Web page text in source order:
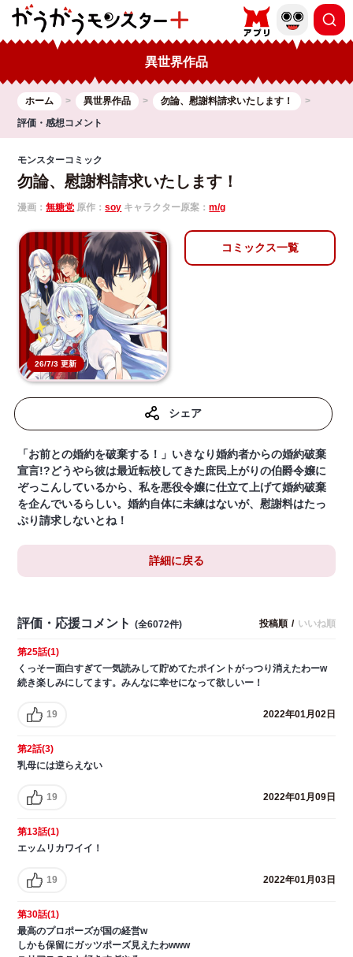
異世界作品
ホーム 異世界作品
勿論、慰謝料請求いたします！
評価・感想コメント
モンスターコミック
勿論、慰謝料請求いたします！
漫画：無糖党 原作：soy キャラクター原案：m/g
26/7/3 更新
コミックス一覧
シェア
「お前との婚約を破棄する！」いきなり婚約者からの婚約破棄
宣言!?どうやら彼は最近転校してきた庶民上がりの伯爵令嬢に
ぞっこんしているから、私を悪役令嬢に仕立て上げて婚約破棄
を企んでいるらしい。婚約自体に未練はないが、慰謝料はたっ
ぷり請求しないとね！
詳細に戻る
評価・応援コメント (全6072件) 投稿順 / いいね順
第25話(1)
くっそー面白すぎて一気読みして貯めてたポイントがっつり消えたわーw
続き楽しみにしてます。みんなに幸せになって欲しいー！
19 2022年01月02日
第2話(3)
乳母には逆らえない
19 2022年01月09日
第13話(1)
エッムリカワイイ！
19 2022年01月03日
第30話(1)
最高のプロポーズが国の経営w
しかも保留にガッツポーズ見えたわwww